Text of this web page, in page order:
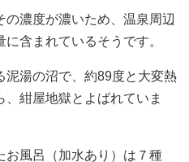
濃度が濃いため、温泉周辺
含まれているそうです。
泥湯の沼で、約89度と大変熱
、紺屋地獄とよばれていま
お風呂（加水あり）は７種